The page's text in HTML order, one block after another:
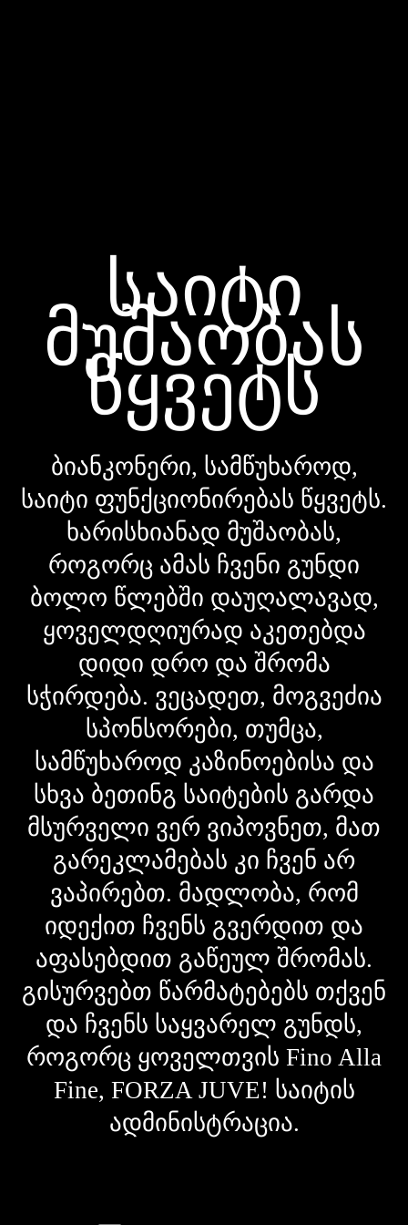
საიტი
მუშაობას
წყვეტს
ბიანკონერი, სამწუხაროდ,
საიტი ფუნქციონირებას წყვეტს.
ხარისხიანად მუშაობას,
როგორც ამას ჩვენი გუნდი
ბოლო წლებში დაუღალავად,
ყოველდღიურად აკეთებდა
დიდი დრო და შრომა
სჭირდება. ვეცადეთ, მოგვეძია
სპონსორები, თუმცა,
სამწუხაროდ კაზინოებისა და
სხვა ბეთინგ საიტების გარდა
მსურველი ვერ ვიპოვნეთ, მათ
გარეკლამებას კი ჩვენ არ
ვაპირებთ. მადლობა, რომ
იდექით ჩვენს გვერდით და
აფასებდით გაწეულ შრომას.
გისურვებთ წარმატებებს თქვენ
და ჩვენს საყვარელ გუნდს,
როგორც ყოველთვის Fino Alla
Fine, FORZA JUVE! საიტის
ადმინისტრაცია.